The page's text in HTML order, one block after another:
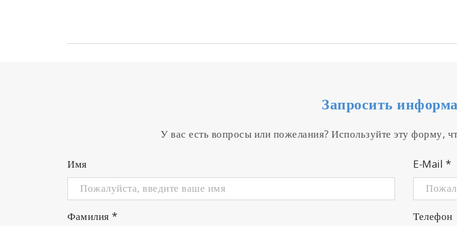
Запросить
У вас есть вопросы или пожелания? Используйте эту форму,
Имя
Фамилия *
E-Mail *
Телефон